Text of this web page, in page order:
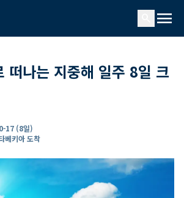
menu
떠나는 지중해 일주 8일 크
17 (8일)
베키아 도착